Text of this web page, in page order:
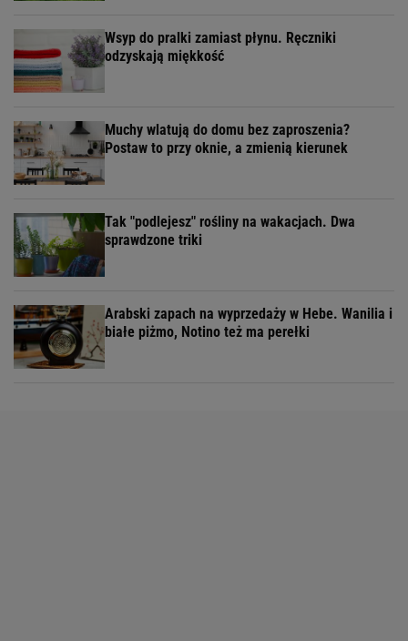
Wsyp do pralki zamiast płynu. Ręczniki
odzyskają miękkość
Muchy wlatują do domu bez zaproszenia?
Postaw to przy oknie, a zmienią kierunek
Tak "podlejesz" rośliny na wakacjach. Dwa
sprawdzone triki
Arabski zapach na wyprzedaży w Hebe. Wanilia i
białe piżmo, Notino też ma perełki